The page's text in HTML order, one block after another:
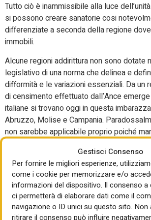
Gestisci Consenso
Per fornire le migliori esperienze,
come i cookie per memorizzare e/o
informazioni del dispositivo. Il consenso a
ci permetterà di elaborare dati come il
navigazione o ID unici su questo sito.
ritirare il consenso può influire
Tutto ciò è inammissibile alla luce
si possono creare sanatorie cosi
differenziate a seconda della regione
immobili.
Alcune regioni addirittura non sono dotate
legislativo di una norma che delinea e
difformità e le variazioni essenziali. Da un
di censimento effettuato dall’Ance
italiane si trovano oggi in questa
Abruzzo, Molise e Campania.
non sarebbe applicabile proprio poiché
presentazione delle istanze di
conformità”.
La corsa ad ostacoli per l’attuazione del
purtroppo evidente anche nelle norme
UNITEL e ANCI che concordano sulla